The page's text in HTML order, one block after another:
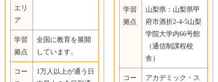
エリ
ア
学習
拠点
全国に教育を展開
しています。
コー
1万人以上が通う日
学習
拠点
山梨県：山梨県甲
府市酒折2-4-5山梨
学院大学内66号館
（通信制課程校
舎）
コー アカデミック・ス